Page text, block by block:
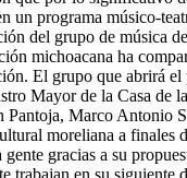
un programa músico-
del grupo de música
michoacana ha
El grupo que abrirá
Mayor de la Casa
Pantoja, Marco
moreliana a
gracias a su
trabajan en su